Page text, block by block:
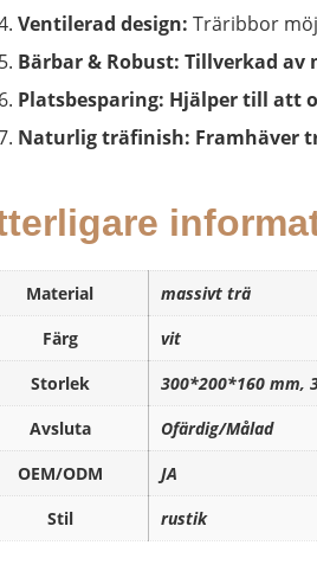
​Ventilerad design:​ Träribbor
​Bärbar & Robust: Tillverkad
Platsbesparing: Hjälper till att
Naturlig träfinish: Framhäver
Material
massivt trä
Färg
vit
Storlek
300*200*160 mm,
Avsluta
Ofärdig/Målad
OEM/ODM
JA
Stil
rustik